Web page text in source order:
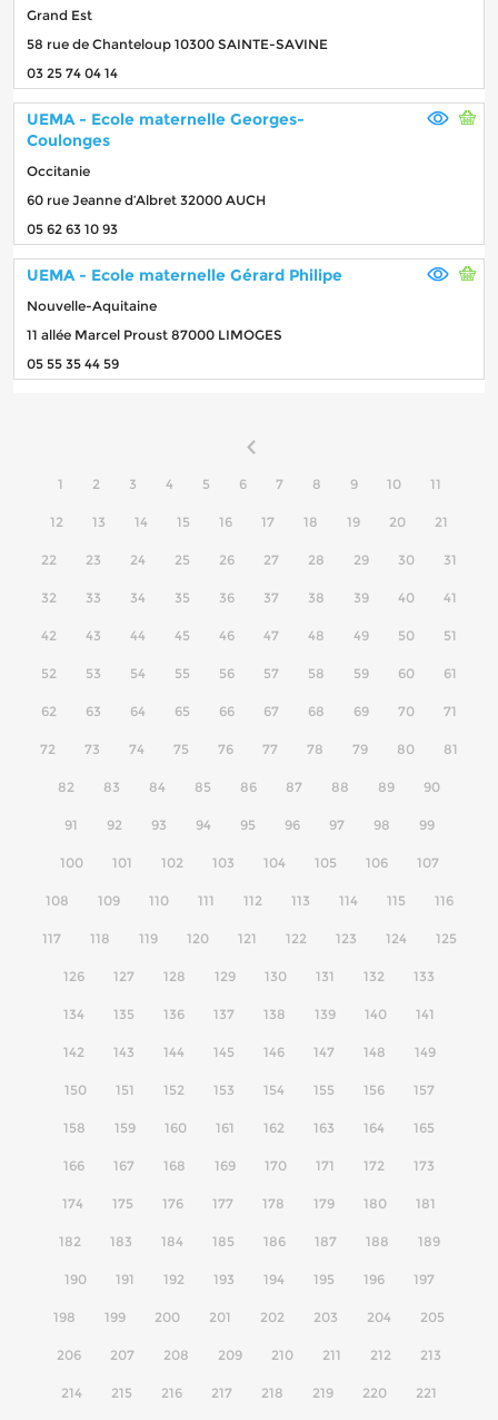
Grand Est
58 rue de Chanteloup 10300 SAINTE-SAVINE
03 25 74 04 14
UEMA - Ecole maternelle Georges-
Coulonges
Occitanie
60 rue Jeanne d’Albret 32000 AUCH
05 62 63 10 93
UEMA - Ecole maternelle Gérard Philipe
Nouvelle-Aquitaine
11 allée Marcel Proust 87000 LIMOGES
05 55 35 44 59
1 2 3 4 5 6 7 8 9 10 11
12 13 14 15 16 17 18 19 20 21
22 23 24 25 26 27 28 29 30 31
32 33 34 35 36 37 38 39 40 41
42 43 44 45 46 47 48 49 50 51
52 53 54 55 56 57 58 59 60 61
62 63 64 65 66 67 68 69 70 71
72 73 74 75 76 77 78 79 80 81
82 83 84 85 86 87 88 89 90
91 92 93 94 95 96 97 98 99
100 101 102 103 104 105 106 107
108 109 110 111 112 113 114 115 116
117 118 119 120 121 122 123 124 125
126 127 128 129 130 131 132 133
134 135 136 137 138 139 140 141
142 143 144 145 146 147 148 149
150 151 152 153 154 155 156 157
158 159 160 161 162 163 164 165
166 167 168 169 170 171 172 173
174 175 176 177 178 179 180 181
182 183 184 185 186 187 188 189
190 191 192 193 194 195 196 197
198 199 200 201 202 203 204 205
206 207 208 209 210 211 212 213
214 215 216 217 218 219 220 221